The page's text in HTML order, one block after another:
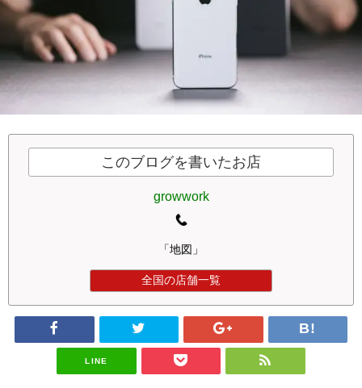
このブログを書いたお店
growwork
「地図」
全国の店舗一覧
LINE